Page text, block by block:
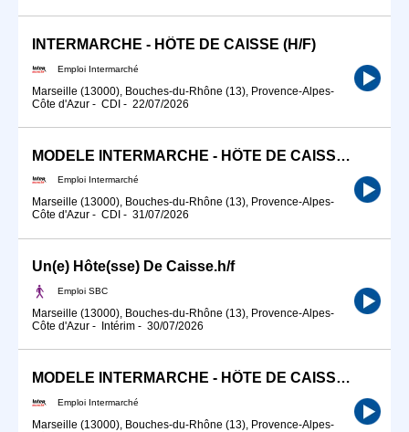
INTERMARCHE - HÔTE DE CAISSE (H/F)
Emploi Intermarché
Marseille (13000), Bouches-du-Rhône (13), Provence-Alpes-
Côte d'Azur - CDI - 22/07/2026
MODELE INTERMARCHE - HÔTE DE CAISSE (H/F)
Emploi Intermarché
Marseille (13000), Bouches-du-Rhône (13), Provence-Alpes-
Côte d'Azur - CDI - 31/07/2026
Un(e) Hôte(sse) De Caisse.h/f
Emploi SBC
Marseille (13000), Bouches-du-Rhône (13), Provence-Alpes-
Côte d'Azur - Intérim - 30/07/2026
MODELE INTERMARCHE - HÔTE DE CAISSE (H/F)
Emploi Intermarché
Marseille (13000), Bouches-du-Rhône (13), Provence-Alpes-